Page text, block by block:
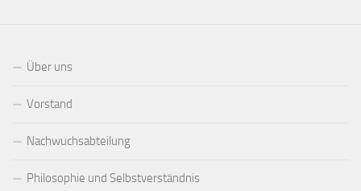
Über uns
Vorstand
Nachwuchsabteilung
Philosophie und Selbstverständnis